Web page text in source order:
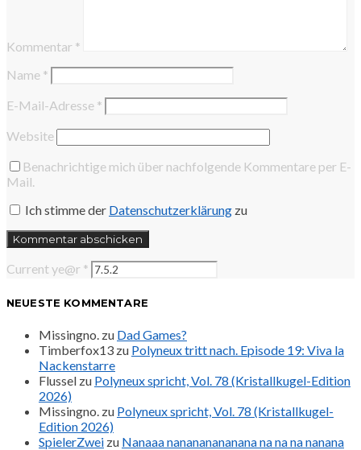
Kommentar *
Name *
E-Mail-Adresse *
Website
Benachrichtige mich über nachfolgende Kommentare per E-
Mail.
Ich stimme der Datenschutzerklärung zu
Current ye@r *
NEUESTE KOMMENTARE
Missingno. zu Dad Games?
Timberfox13 zu Polyneux tritt nach. Episode 19: Viva la
Nackenstarre
Flussel zu Polyneux spricht, Vol. 78 (Kristallkugel-Edition
2026)
Missingno. zu Polyneux spricht, Vol. 78 (Kristallkugel-
Edition 2026)
SpielerZwei zu Nanaaa nanananananana na na na nanana